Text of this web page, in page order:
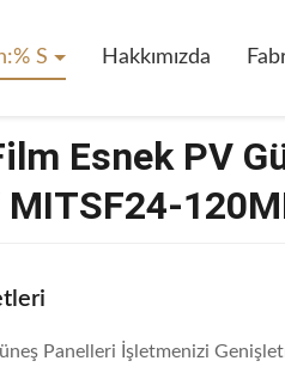
S Hakkımızda
Esnek PV
MITSF24-
Panelleri İşletmenizi